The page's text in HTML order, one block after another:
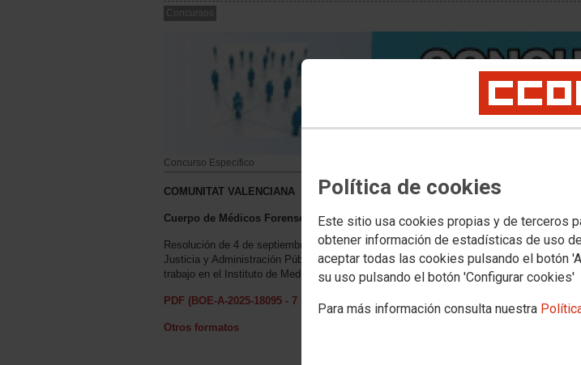
Política de cookies
Este sitio usa cookies propias y de terceros
obtener información de estadísticas de uso
aceptar todas las cookies pulsando el botón
su uso pulsando el botón 'Configurar cookies'
Para más información consulta nuestra
Concursos
Concurso Específico
COMUNITAT VALENCIANA
Cuerpo de Médicos Forenses y de Facultativos del Instituto Nacional de
Resolución de 4 de septiembre de 2025, de la Dirección General de Justicia y
Justicia y Administración Pública, por la que se convoca concurso específico de
trabajo en el Instituto de Medicina Legal y Ciencias Forenses de Castellón
PDF (BOE-A-2025-18095 - 7 págs. - 230 KB)
Otros formatos